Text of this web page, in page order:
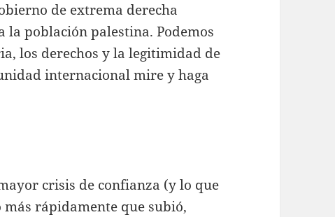
de extrema derecha
población palestina. Podemos
los derechos y la legitimidad de
internacional mire y haga
crisis de confianza (y lo que
más rápidamente que subió,